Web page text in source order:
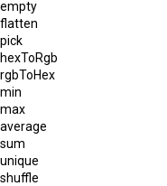
empty
flatten
pick
hexToRgb
rgbToHex
min
max
average
sum
unique
shuffle